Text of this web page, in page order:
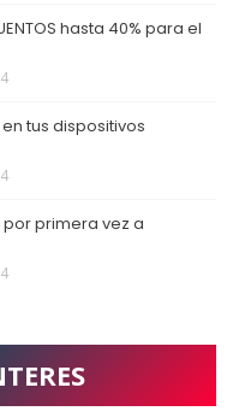
hasta 40% para el
tus dispositivos
por primera vez a